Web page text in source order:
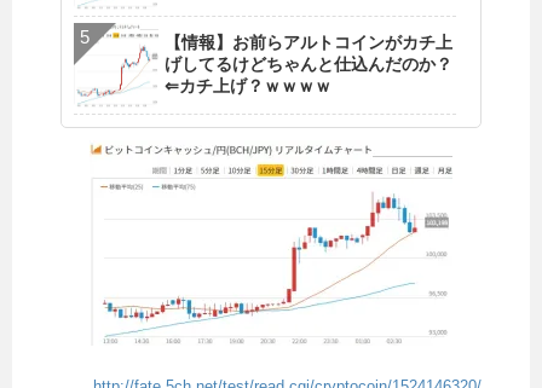
【情報】お前らアルトコインがカチ上
げしてるけどちゃんと仕込んだのか？
⇐カチ上げ？ｗｗｗｗ